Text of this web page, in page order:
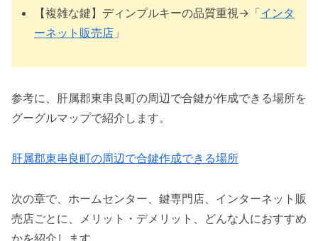
【複雑な鍵】ディンプルキーの品質重視→「インタ
ーネット販売店 」
参考に、肝属郡東串良町の周辺で合鍵が作成できる場所を
グーグルマップで紹介します。
肝属郡東串良町の周辺で合鍵作成できる場所
次の章で、ホームセンター、鍵専門店、インターネット販
売店ごとに、メリット・デメリット、どんな人におすすめ
かを紹介します。